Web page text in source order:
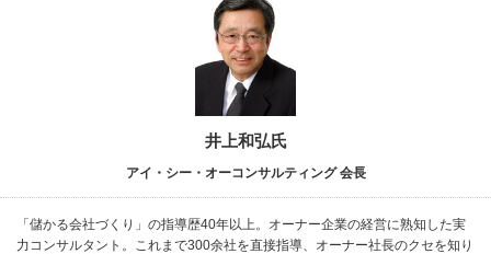
井上和弘氏
アイ・シー・オーコンサルティング 会長
「儲かる会社づくり」の指導歴40年以上。オーナー企業の経営に熟知した実
力コンサルタント。これまで300余社を直接指導、オーナー社長のクセを知り